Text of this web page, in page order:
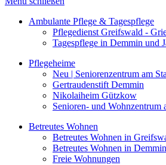
Ambulante Pflege & Tagespflege
Pflegedienst Greifswald -
Tagespflege in Demmin und
Pflegeheime
Neu | Seniorenzentrum am
Gertraudenstift Demmin
Nikolaiheim Gützkow
Senioren- und Wohnzentrum
Betreutes Wohnen
Betreutes Wohnen in
Betreutes Wohnen in Demmin
Freie Wohnungen